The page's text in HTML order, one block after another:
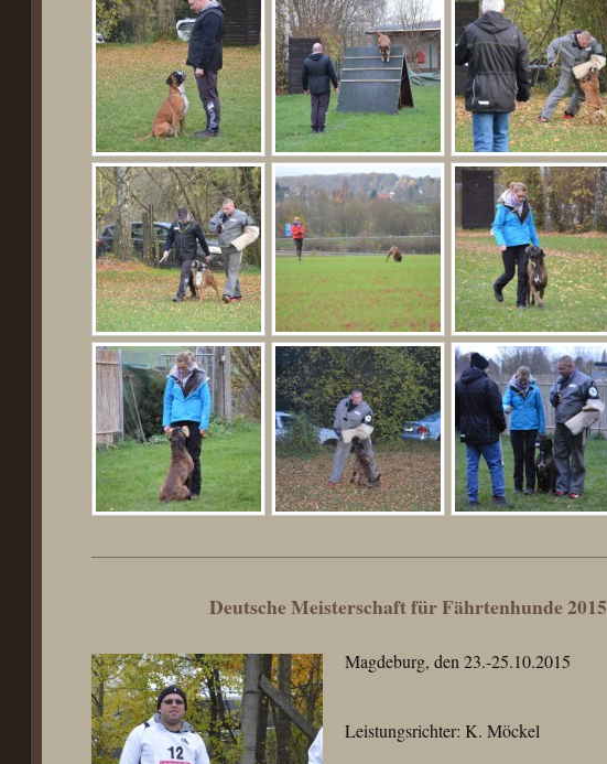
Deutsche Meisterschaft für Fährtenhunde 2015
Magdeburg, den 23.-25.10.2015
Leistungsrichter: K. Möckel